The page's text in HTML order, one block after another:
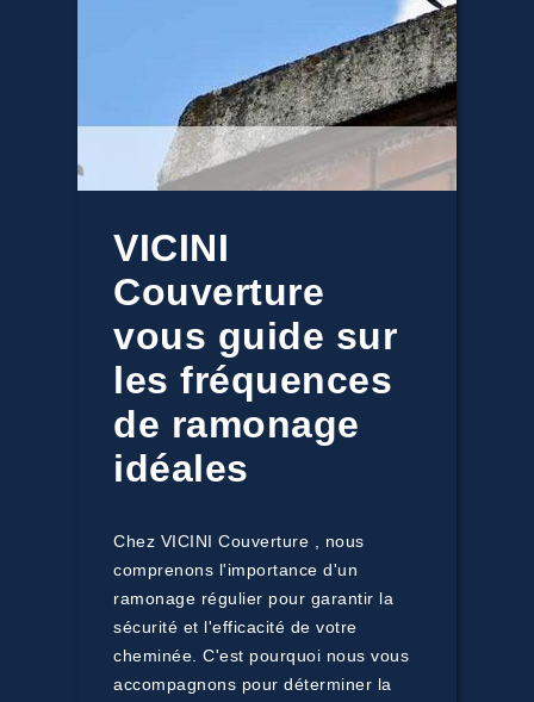
VICINI
Couverture
vous guide sur
les fréquences
de ramonage
idéales
Chez VICINI Couverture , nous
comprenons l'importance d'un
ramonage régulier pour garantir la
sécurité et l'efficacité de votre
cheminée. C'est pourquoi nous vous
accompagnons pour déterminer la